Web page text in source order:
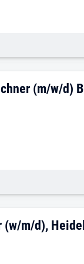
(m/w/d)
(w/m/d),